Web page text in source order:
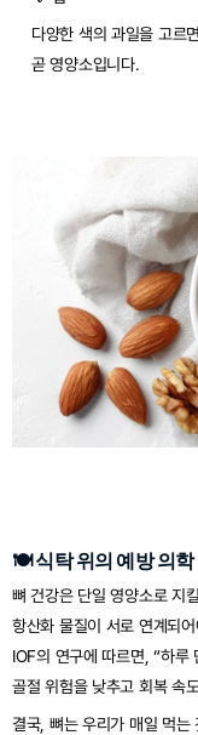
다양한 색의 과일을 고르
곧 영양소입니다.
🍽️ 식탁 위의 예방 의학
뼈 건강은 단일 영양소로 지
항산화 물질이 서로 연계되
IOF의 연구에 따르면, “하
골절 위험을 낮추고 회복 속
결국, 뼈는 우리가 매일 먹는